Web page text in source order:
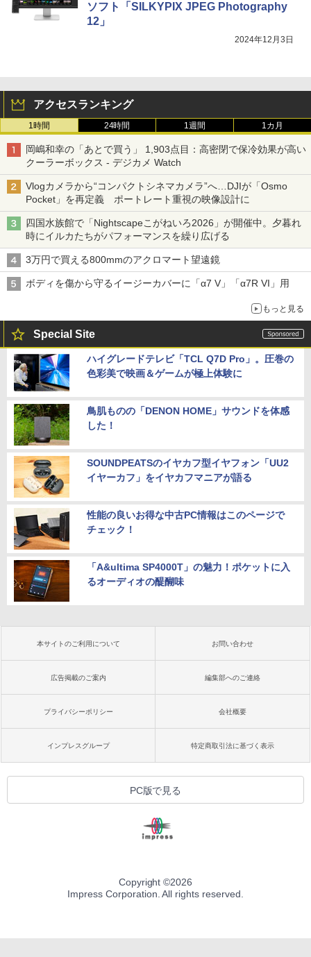
ソフト「SILKYPIX JPEG Photography
12」
2024年12月3日
アクセスランキング
1時間 24時間 1週間 1カ月
岡嶋和幸の「あとで買う」 1,903点目：高密閉で保冷効果が高い
クーラーボックス - デジカメ Watch
Vlogカメラから“コンパクトシネマカメラ”へ…DJIが「Osmo
Pocket」を再定義 ポートレート重視の映像設計に
四国水族館で「Nightscapeこがねいろ2026」が開催中。夕暮れ
時にイルカたちがパフォーマンスを繰り広げる
3万円で買える800mmのアクロマート望遠鏡
ボディを傷から守るイージーカバーに「α7 V」「α7R VI」用
もっと見る
Special Site
ハイグレードテレビ「TCL Q7D Pro」。圧巻の
色彩美で映画＆ゲームが極上体験に
鳥肌ものの「DENON HOME」サウンドを体感
した！
SOUNDPEATSのイヤカフ型イヤフォン「UU2
イヤーカフ」をイヤカフマニアが語る
性能の良いお得な中古PC情報はこのページで
チェック！
「A&ultima SP4000T」の魅力！ポケットに入
るオーディオの醍醐味
本サイトのご利用について お問い合わせ
広告掲載のご案内 編集部へのご連絡
プライバシーポリシー 会社概要
インプレスグループ 特定商取引法に基づく表示
PC版で見る
Copyright ©2026
Impress Corporation. All rights reserved.